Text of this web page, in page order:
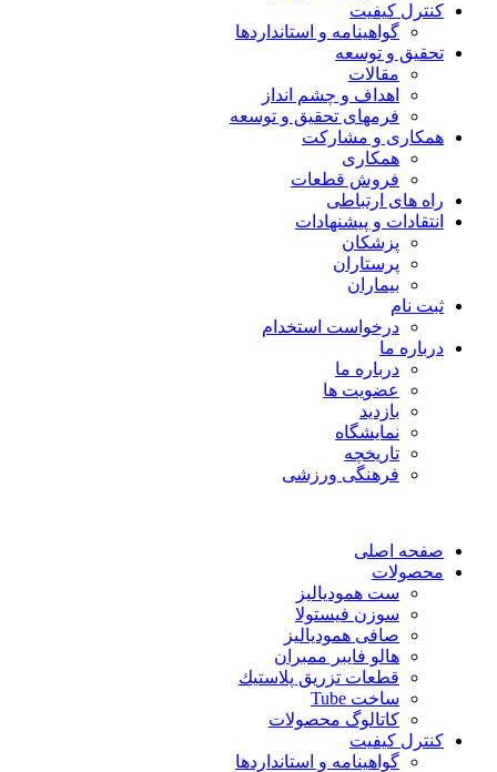
کنترل کیفیت
گواهينامه و استانداردها
تحقيق و توسعه
مقالات
اهداف و چشم انداز
فرمهای تحقیق و توسعه
همکاری و مشارکت
همکاری
فروش قطعات
راه های ارتباطی
انتقادات و پيشنهادات
پزشكان
پرستاران
بيماران
ثبت نام
درخواست استخدام
درباره ما
درباره ما
عضویت ها
بازدید
نمایشگاه
تاريخچه
فرهنگی ورزشی
صفحه اصلی
محصولات
ست همودیالیز
سوزن فیستولا
صافی همودیالیز
هالو فایبر ممبران
قطعات تزريق پلاستيك
ساخت Tube
کاتالوگ محصولات
کنترل کیفیت
گواهينامه و استانداردها